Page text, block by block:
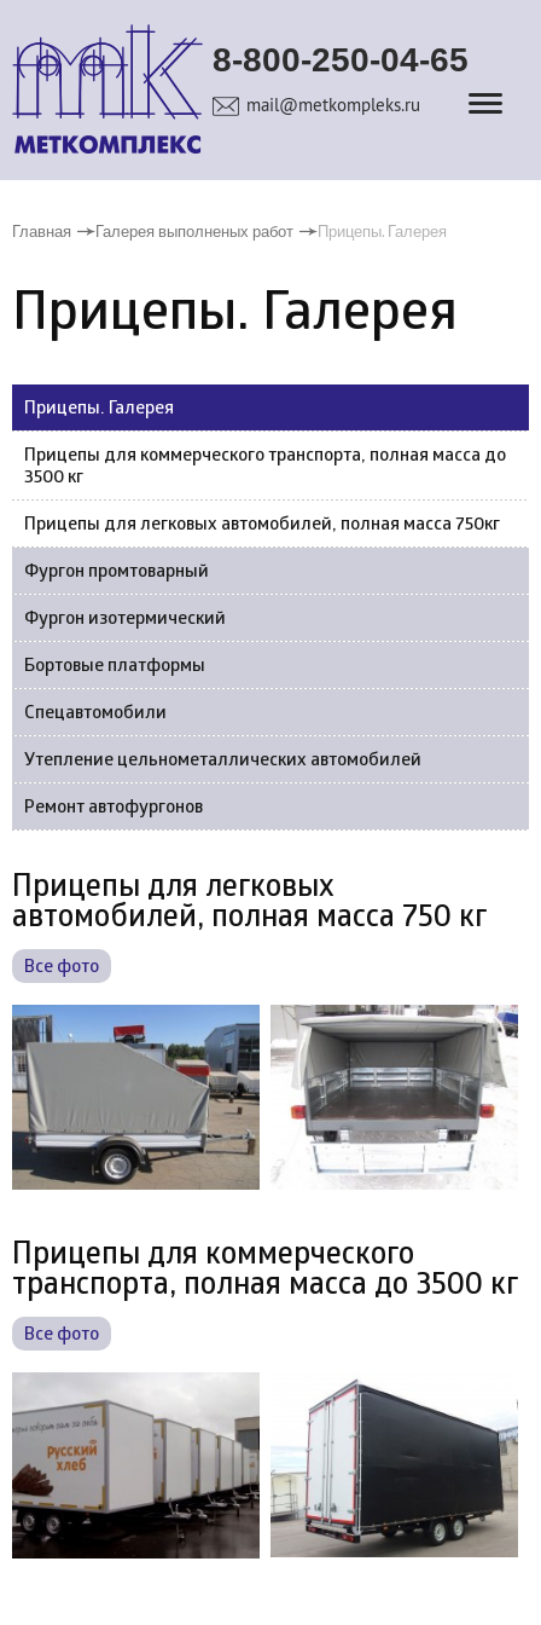
8-800-250-04-65
mail@metkompleks.ru
Главная Галерея выполненых работ Прицепы. Галерея
Прицепы. Галерея
Прицепы. Галерея
Прицепы для коммерческого транспорта, полная масса до
3500 кг
Прицепы для легковых автомобилей, полная масса 750кг
Фургон промтоварный
Фургон изотермический
Бортовые платформы
Спецавтомобили
Утепление цельнометаллических автомобилей
Ремонт автофургонов
Прицепы для легковых
автомобилей, полная масса 750 кг
Все фото
Прицепы для коммерческого
транспорта, полная масса до 3500 кг
Все фото